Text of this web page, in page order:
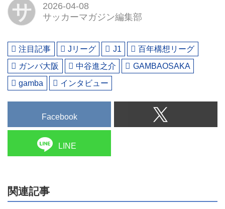
サ
2026-04-08
サッカーマガジン編集部
注目記事 Jリーグ J1
百年構想リーグ
ガンバ大阪
中谷進之介
GAMBAOSAKA
gamba
インタビュー
Facebook
LINE
関連記事